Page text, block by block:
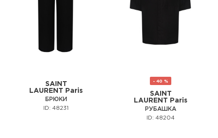
SAINT
LAURENT Paris
БРЮКИ
ID: 48231
- 40 %
SAINT
LAURENT Paris
РУБАШКА
ID: 48204